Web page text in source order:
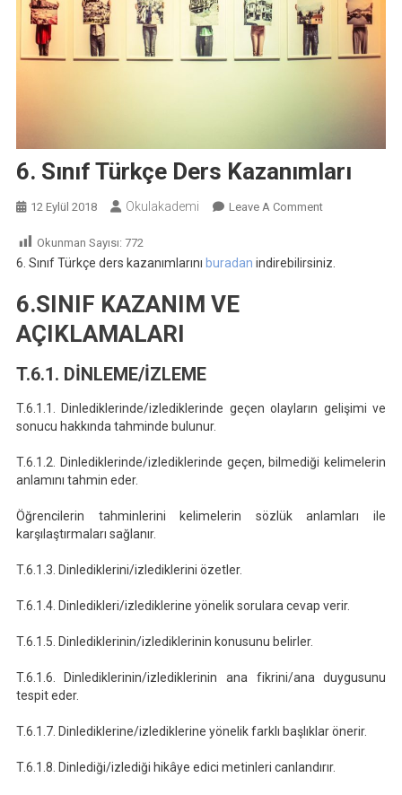
6. Sınıf Türkçe Ders Kazanımları
12 Eylül 2018 Okulakademi Leave A CommentOn
Türkçe
Okunman Sayısı: 772
6. Sınıf Türkçe ders kazanımlarını buradan indirebilirsiniz.
6.SINIF KAZANIM VE
AÇIKLAMALARI
T.6.1. DİNLEME/İZLEME
T.6.1.1. Dinlediklerinde/izlediklerinde geçen olayların gelişimi ve
sonucu hakkında tahminde bulunur.
T.6.1.2. Dinlediklerinde/izlediklerinde geçen, bilmediği kelimelerin
anlamını tahmin eder.
Öğrencilerin tahminlerini kelimelerin sözlük anlamları ile
karşılaştırmaları sağlanır.
T.6.1.3. Dinlediklerini/izlediklerini özetler.
T.6.1.4. Dinledikleri/izlediklerine yönelik sorulara cevap verir.
T.6.1.5. Dinlediklerinin/izlediklerinin konusunu belirler.
T.6.1.6. Dinlediklerinin/izlediklerinin ana fikrini/ana duygusunu
tespit eder.
T.6.1.7. Dinlediklerine/izlediklerine yönelik farklı başlıklar önerir.
T.6.1.8. Dinlediği/izlediği hikâye edici metinleri canlandırır.